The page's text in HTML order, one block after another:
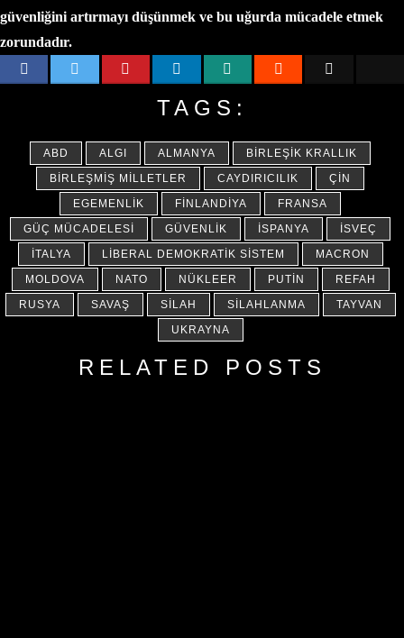
güvenliğini artırmayı düşünmek ve bu uğurda mücadele etmek
zorundadır.
TAGS:
ABD ALGI ALMANYA
BIRLEŞIK KRALLIK
BIRLEŞMIŞ MILLETLER
CAYDIRICILIK
ÇIN
EGEMENLIK
FINLANDIYA
FRANSA
GÜÇ MÜCADELESI
GÜVENLIK İSPANYA
İSVEÇ
İTALYA
LIBERAL DEMOKRATIK SISTEM
MACRON
MOLDOVA
NATO NÜKLEER PUTIN
REFAH
RUSYA
SAVAŞ SILAH SILAHLANMA
TAYVAN
UKRAYNA
RELATED POSTS